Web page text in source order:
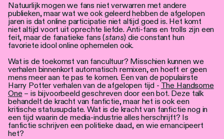
Natuurlijk mogen we fans niet verwarren met andere
publieken, maar wat we ook geleerd hebben de afgelopen
jaren is dat online participatie niet altijd goed is. Het komt
niet altijd voort uit oprechte liefde. Anti-fans en trolls zijn een
feit, maar de fanatieke fans (stans) die constant hun
favoriete idool online ophemelen ook.
Wat is de toekomst van fancultuur? Misschien kunnen we
verhalen binnenkort automatisch remixen, en hoeft er geen
mens meer aan te pas te komen. Een van de populairste
Harry Potter verhalen van de afgelopen tijd - The Handsome
One – is bijvoorbeeld geschreven door een bot. Deze talk
behandelt de kracht van fanfictie, maar het is ook een
kritische statusupdate. Wat is de kracht van fanfictie nog in
een tijd waarin de media-industrie alles herschrijft? Is
fanfictie schrijven een politieke daad, en wie emancipeert
het?